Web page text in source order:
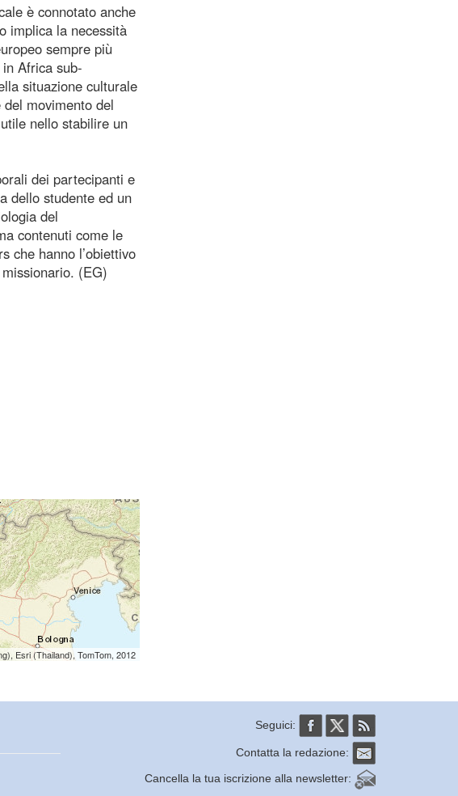
è connotato anche
implica la necessità
sempre più
Africa sub-
situazione culturale
movimento del
nello stabilire un
dei partecipanti e
dello studente ed un
del
contenuti come le
che hanno l’obiettivo
(EG)
Esri (Thailand), TomTom, 2012
Seguici:
Contatta la redazione:
Cancella la tua iscrizione alla newsletter: